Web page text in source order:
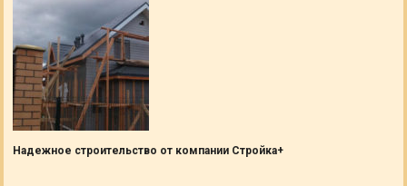
Надежное строительство от компании Стройка+